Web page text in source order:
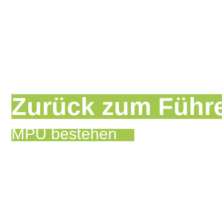
Zurück zum
MPU bestehen